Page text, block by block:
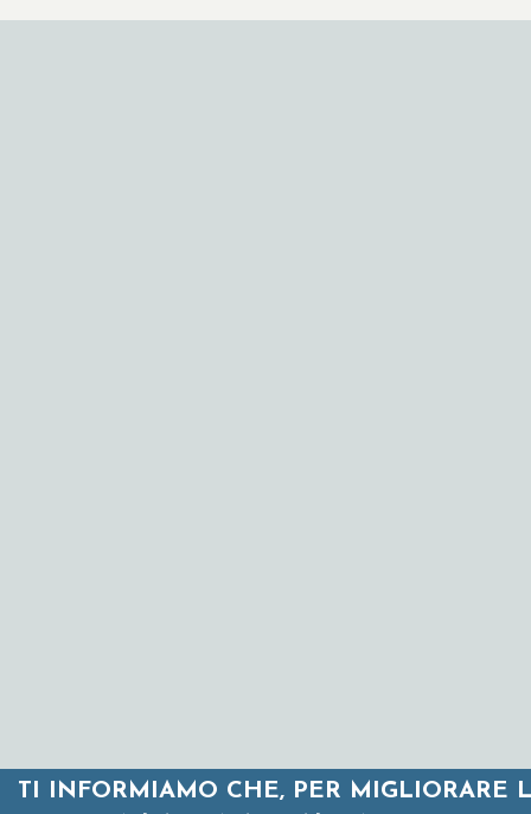
TI INFORMIAMO CHE, PER MIGLIORARE